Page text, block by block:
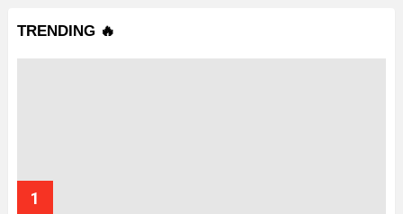
TRENDING 🔥